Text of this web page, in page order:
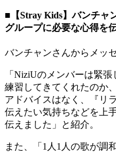
■【Stray Kids】バンチャ
グループに必要な心得を
バンチャンさんからメッ
「NiziUのメンバーは緊
練習してきてくれたのか
アドバイスはなく、『リ
伝えたい気持ちなどを上
伝えました」と紹介。
また、「1人1人の歌が調